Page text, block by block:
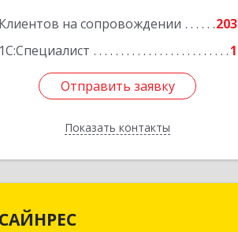
Клиентов на сопровождении
203
1С:Специалист
1
Отправить заявку
Показать контакты
Подробнее
Отправить заявку
Назад
САЙНРЕС